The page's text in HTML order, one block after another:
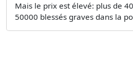
Mais le prix est élevé: plus de
50000 blessés graves dans la